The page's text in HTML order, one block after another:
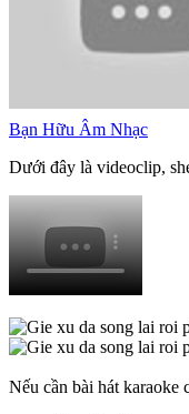
Bạn Hữu Âm Nhạc
Dưới đây là videoclip,
Nếu cần bài hát karaoke